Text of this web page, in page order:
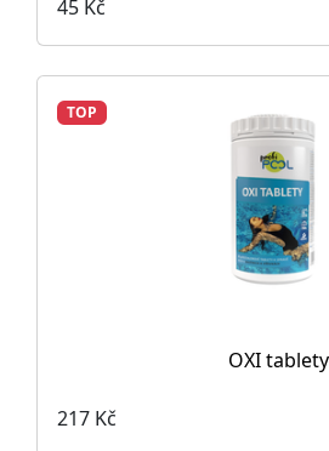
45 Kč
TOP
OXI tablety
217 Kč